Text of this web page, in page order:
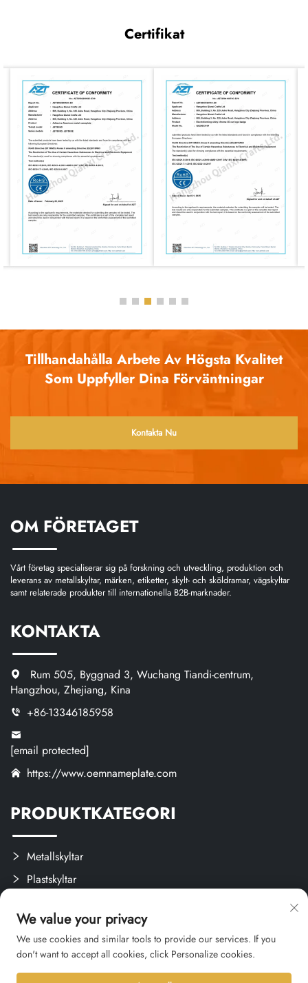
Certifikat
Tillhandahålla Arbete Av Högsta Kvalitet
Som Uppfyller Dina Förväntningar
Kontakta Nu
OM FÖRETAGET
Vårt företag specialiserar sig på forskning och utveckling, produktion och
leverans av metallskyltar, märken, etiketter, skylt- och sköldramar, vägskyltar
samt relaterade produkter till internationella B2B-marknader.
KONTAKTA
Rum 505, Byggnad 3, Wuchang Tiandi-centrum,
Hangzhou, Zhejiang, Kina
+86-13346185958
[email protected]
https://www.oemnameplate.com
PRODUKTKATEGORI
Metallskyltar
Plastskyltar
Anpassade Hantverk
We value your privacy
We use cookies and similar tools to provide our services. If you
don't want to accept all cookies, click Personalize cookies.